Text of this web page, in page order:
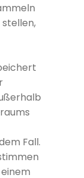
stellen,
Fall.